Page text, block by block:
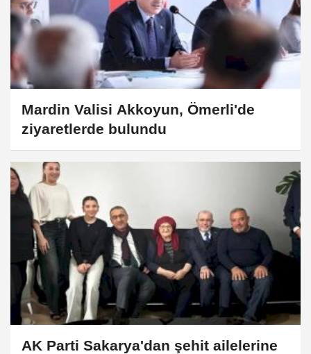
Mardin Valisi Akkoyun, Ömerli'de
ziyaretlerde bulundu
AK Parti Sakarya'dan şehit ailelerine